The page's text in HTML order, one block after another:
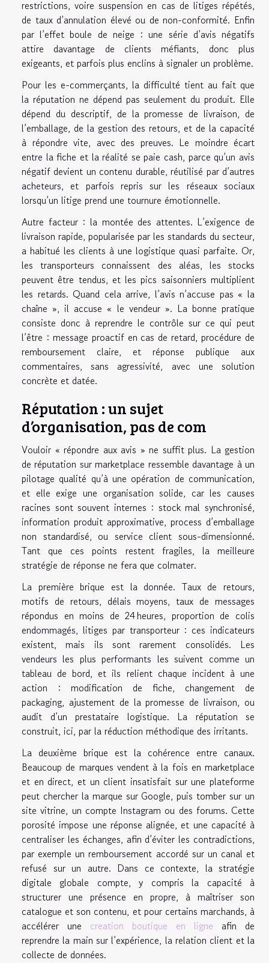
restrictions, voire suspension en cas de litiges répétés,
de taux d’annulation élevé ou de non-conformité. Enfin
par l’effet boule de neige : une série d’avis négatifs
attire davantage de clients méfiants, donc plus
exigeants, et parfois plus enclins à signaler un problème.
Pour les e-commerçants, la difficulté tient au fait que
la réputation ne dépend pas seulement du produit. Elle
dépend du descriptif, de la promesse de livraison, de
l’emballage, de la gestion des retours, et de la capacité
à répondre vite, avec des preuves. Le moindre écart
entre la fiche et la réalité se paie cash, parce qu’un avis
négatif devient un contenu durable, réutilisé par d’autres
acheteurs, et parfois repris sur les réseaux sociaux
lorsqu’un litige prend une tournure émotionnelle.
Autre facteur : la montée des attentes. L’exigence de
livraison rapide, popularisée par les standards du secteur,
a habitué les clients à une logistique quasi parfaite. Or,
les transporteurs connaissent des aléas, les stocks
peuvent être tendus, et les pics saisonniers multiplient
les retards. Quand cela arrive, l’avis n’accuse pas « la
chaîne », il accuse « le vendeur ». La bonne pratique
consiste donc à reprendre le contrôle sur ce qui peut
l’être : message proactif en cas de retard, procédure de
remboursement claire, et réponse publique aux
commentaires, sans agressivité, avec une solution
concrète et datée.
Réputation : un sujet
d’organisation, pas de com
Vouloir « répondre aux avis » ne suffit plus. La gestion
de réputation sur marketplace ressemble davantage à un
pilotage qualité qu’à une opération de communication,
et elle exige une organisation solide, car les causes
racines sont souvent internes : stock mal synchronisé,
information produit approximative, process d’emballage
non standardisé, ou service client sous-dimensionné.
Tant que ces points restent fragiles, la meilleure
stratégie de réponse ne fera que colmater.
La première brique est la donnée. Taux de retours,
motifs de retours, délais moyens, taux de messages
répondus en moins de 24 heures, proportion de colis
endommagés, litiges par transporteur : ces indicateurs
existent, mais ils sont rarement consolidés. Les
vendeurs les plus performants les suivent comme un
tableau de bord, et ils relient chaque incident à une
action : modification de fiche, changement de
packaging, ajustement de la promesse de livraison, ou
audit d’un prestataire logistique. La réputation se
construit, ici, par la réduction méthodique des irritants.
La deuxième brique est la cohérence entre canaux.
Beaucoup de marques vendent à la fois en marketplace
et en direct, et un client insatisfait sur une plateforme
peut chercher la marque sur Google, puis tomber sur un
site vitrine, un compte Instagram ou des forums. Cette
porosité impose une réponse alignée, et une capacité à
centraliser les échanges, afin d’éviter les contradictions,
par exemple un remboursement accordé sur un canal et
refusé sur un autre. Dans ce contexte, la stratégie
digitale globale compte, y compris la capacité à
structurer une présence en propre, à maîtriser son
catalogue et son contenu, et pour certains marchands, à
accélérer une creation boutique en ligne afin de
reprendre la main sur l’expérience, la relation client et la
collecte de données.